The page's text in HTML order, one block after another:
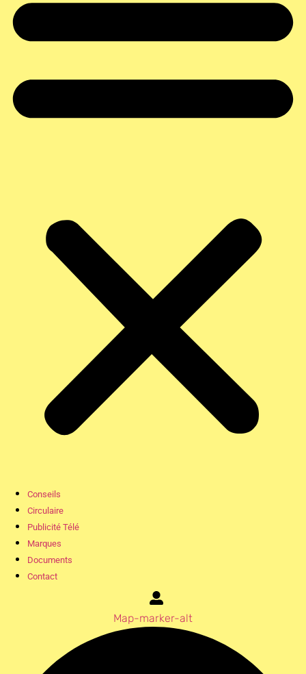
Conseils
Circulaire
Publicité Télé
Marques
Documents
Contact
Map-marker-alt